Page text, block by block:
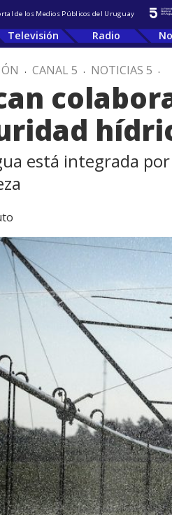
de los Medios Públicos del Uruguay
Televisión Radio
. CANAL 5 . NOTICIAS 5 .
está integrada